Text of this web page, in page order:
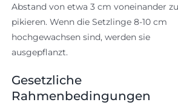
Abstand von etwa 3 cm voneinander zu
pikieren. Wenn die Setzlinge 8-10 cm
hochgewachsen sind, werden sie
ausgepflanzt.
Gesetzliche
Rahmenbedingungen